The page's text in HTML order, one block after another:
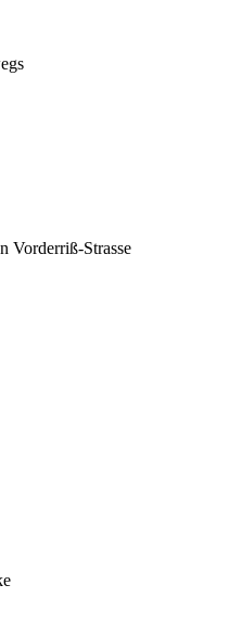
Vorderriß-Strasse